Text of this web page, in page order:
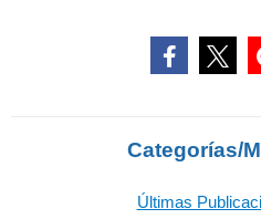
Categorías/
Últimas